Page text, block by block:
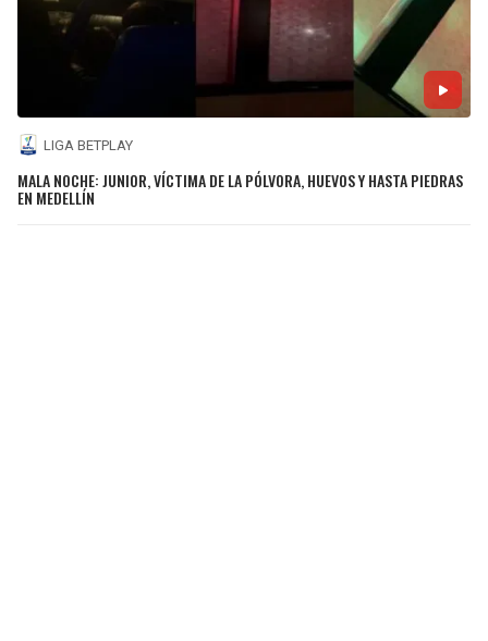
LIGA BETPLAY
MALA NOCHE: JUNIOR, VÍCTIMA DE LA PÓLVORA, HUEVOS Y HASTA PIEDRAS
EN MEDELLÍN